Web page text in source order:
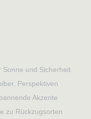
Sonne und Sicherheit
Perspektiven
Akzente
zu Rückzugsorten